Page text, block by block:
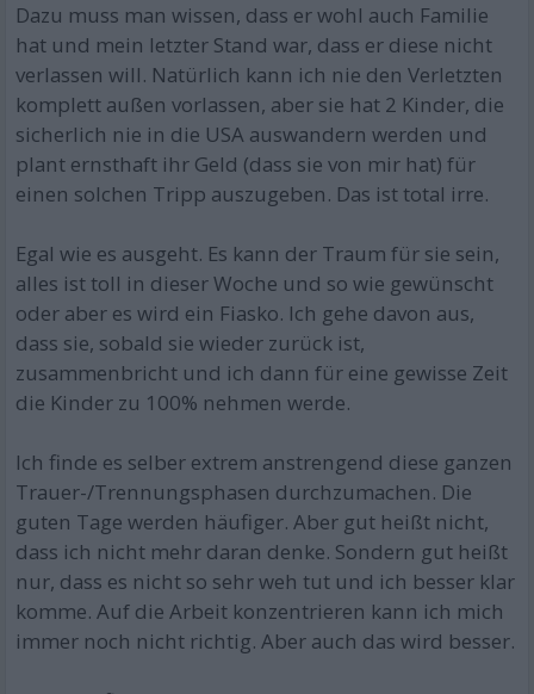
Dazu muss man wissen, dass er wohl auch Familie
hat und mein letzter Stand war, dass er diese nicht
verlassen will. Natürlich kann ich nie den Verletzten
komplett außen vorlassen, aber sie hat 2 Kinder, die
sicherlich nie in die USA auswandern werden und
plant ernsthaft ihr Geld (dass sie von mir hat) für
einen solchen Tripp auszugeben. Das ist total irre.
Egal wie es ausgeht. Es kann der Traum für sie sein,
alles ist toll in dieser Woche und so wie gewünscht
oder aber es wird ein Fiasko. Ich gehe davon aus,
dass sie, sobald sie wieder zurück ist,
zusammenbricht und ich dann für eine gewisse Zeit
die Kinder zu 100% nehmen werde.
Ich finde es selber extrem anstrengend diese ganzen
Trauer-/Trennungsphasen durchzumachen. Die
guten Tage werden häufiger. Aber gut heißt nicht,
dass ich nicht mehr daran denke. Sondern gut heißt
nur, dass es nicht so sehr weh tut und ich besser klar
komme. Auf die Arbeit konzentrieren kann ich mich
immer noch nicht richtig. Aber auch das wird besser.